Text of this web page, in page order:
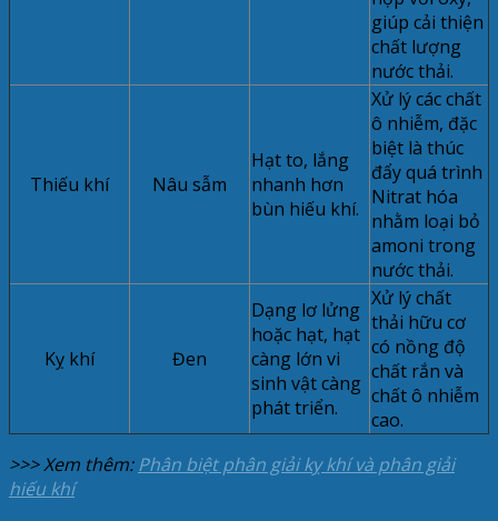
giúp cải thiện
chất lượng
nước thải.
Thiếu khí Nâu sẫm
Hạt to, lắng
nhanh hơn
bùn hiếu khí.
Xử lý các chất
ô nhiễm, đặc
biệt là thúc
đẩy quá trình
Nitrat hóa
nhằm loại bỏ
amoni trong
nước thải.
Kỵ khí Đen
Dạng lơ lửng
hoặc hạt, hạt
càng lớn vi
sinh vật càng
phát triển.
Xử lý chất
thải hữu cơ
có nồng độ
chất rắn và
chất ô nhiễm
cao.
>>> Xem thêm:Phân biệt phân giải kỵ khí và phân giải
hiếu khí